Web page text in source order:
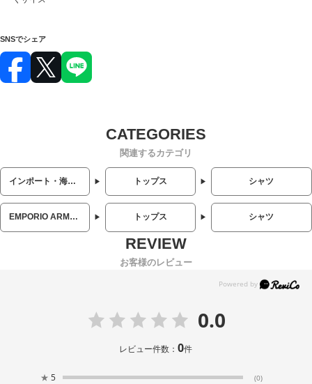
SNSでシェア
関連するカテゴリ
インポート・海外人気ブランド トップス シャツ
EMPORIO ARMANI (エンポリオアルマーニ) トップス シャツ
お客様のレビュー
0.0
レビュー件数：0件
★ 5 (0)